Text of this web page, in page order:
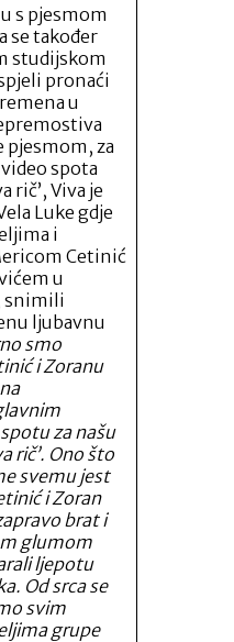
s pjesmom
se također
studijskom
pronaći
u
pjesmom, za
spota
rič’, Viva je
Luke gdje
i
Cetinić
u
snimili
ljubavnu
smo
i Zoranu
za našu
rič’. Ono što
svemu jest
i Zoran
brat i
glumom
ljepotu
Od srca se
svim
grupe